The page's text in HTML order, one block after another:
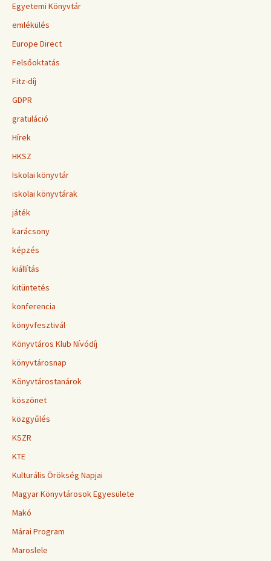
Egyetemi Könyvtár
emlékülés
Europe Direct
Felsőoktatás
Fitz-díj
GDPR
gratuláció
Hírek
HKSZ
Iskolai könyvtár
iskolai könyvtárak
játék
karácsony
képzés
kiállítás
kitüntetés
konferencia
könyvfesztivál
Könyvtáros Klub Nívódíj
könyvtárosnap
Könyvtárostanárok
köszönet
közgyűlés
KSZR
KTE
Kulturális Örökség Napjai
Magyar Könyvtárosok Egyesülete
Makó
Márai Program
Maroslele